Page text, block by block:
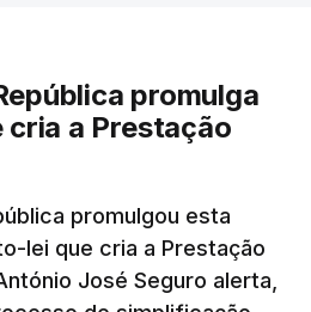
promulga
a Prestação
promulgou esta
lei que cria a Prestação
José Seguro alerta,